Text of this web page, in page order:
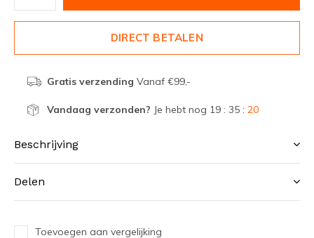
DIRECT BETALEN
Gratis verzending Vanaf €99,-
Vandaag verzonden? Je hebt nog 19 : 35 : 19
Beschrijving
Delen
Toevoegen aan vergelijking